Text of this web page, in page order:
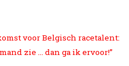
voor Belgisch racetalent:
zie … dan ga ik ervoor!”